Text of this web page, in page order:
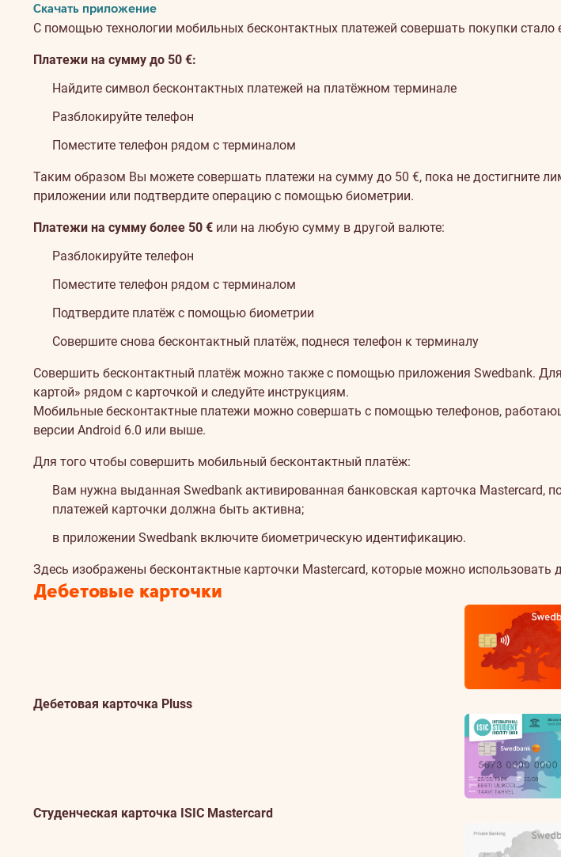
Скачать приложение
С помощью технологии мобильных бесконтактных платежей совершать покупки стало
Платежи на сумму до 50 €:
Найдите символ бесконтактных платежей на платёжном терминале
Разблокируйте телефон
Поместите телефон рядом с терминалом
Таким образом Вы можете совершать платежи на сумму до 50 €, пока не достигните
приложении или подтвердите операцию с помощью биометрии.
Платежи на сумму более 50 € или на любую сумму в другой валюте:
Разблокируйте телефон
Поместите телефон рядом с терминалом
Подтвердите платёж с помощью биометрии
Совершите снова бесконтактный платёж, поднеся телефон к терминалу
Совершить бесконтактный платёж можно также с помощью приложения Swedbank.
картой» рядом с карточкой и следуйте инструкциям.
Мобильные бесконтактные платежи можно совершать с помощью телефонов,
версии Android 6.0 или выше.
Для того чтобы совершить мобильный бесконтактный платёж:
Вам нужна выданная Swedbank активированная банковская карточка Mastercard,
платежей карточки должна быть активна;
в приложении Swedbank включите биометрическую идентификацию.
Поддерживаемые
карточки
Поддерживаемые
карточки
Здесь изображены бесконтактные карточки Mastercard, которые можно использовать
Дебетовые карточки
Дебетовая карточка Pluss
Студенческая карточка ISIC Mastercard